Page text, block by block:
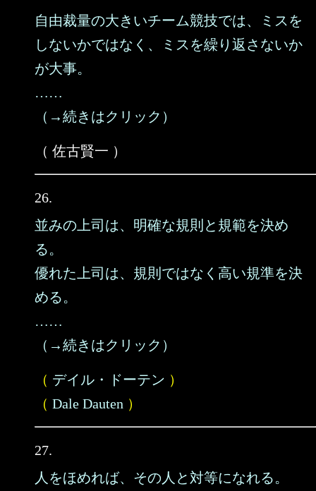
自由裁量の大きいチーム競技では、ミスを
しないかではなく、ミスを繰り返さないか
が大事。
……
（→続きはクリック）
（ 佐古賢一 ）
26.
並みの上司は、明確な規則と規範を決め
る。
優れた上司は、規則ではなく高い規準を決
める。
……
（→続きはクリック）
（ デイル・ドーテン ）
（ Dale Dauten ）
27.
人をほめれば、その人と対等になれる。